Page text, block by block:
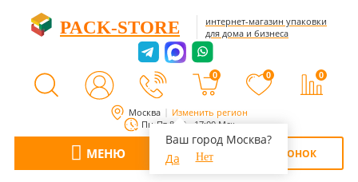
Москва Изменить регион
Ваш город Москва?
Да
Нет
Пн-Пт 8:00 - 17:00 Мск
PACK-STORE
интернет-магазин упаковки
для дома и бизнеса
0 0 0
МЕНЮ ОБРАТНЫЙ ЗВОНОК